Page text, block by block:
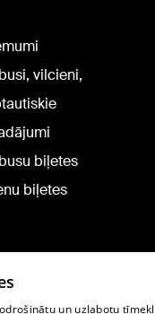
vilcieni,
biļetes
biļetes
un uzlabotu